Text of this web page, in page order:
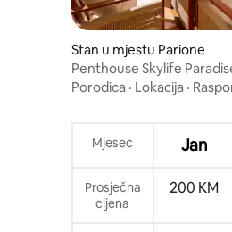
Stan u mjestu Parione
Penthouse Skylife
Porodica · Lokacija ·
Mjesec Jan
Prosječna
cijena
200 KM